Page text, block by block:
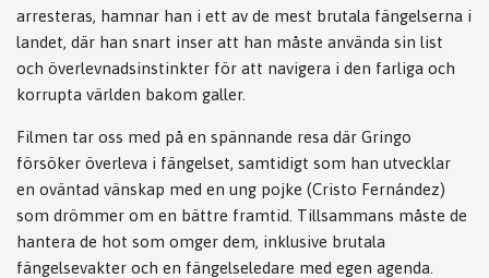
arresteras, hamnar han i ett av de mest brutala fängelserna i
landet, där han snart inser att han måste använda sin list
och överlevnadsinstinkter för att navigera i den farliga och
korrupta världen bakom galler.
Filmen tar oss med på en spännande resa där Gringo
försöker överleva i fängelset, samtidigt som han utvecklar
en oväntad vänskap med en ung pojke (Cristo Fernández)
som drömmer om en bättre framtid. Tillsammans måste de
hantera de hot som omger dem, inklusive brutala
fängelsevakter och en fängelseledare med egen agenda.